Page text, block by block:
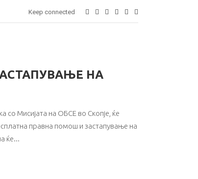
Keep connected
НА
Мисијата на ОБСЕ во Скопје, ќе
правна помош и застапување на
ќе